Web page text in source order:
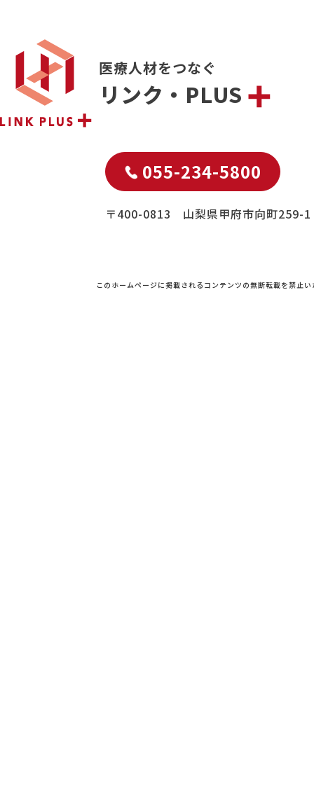
医療人材をつなぐ
リンク・PLUS
055-234-5800
〒400-0813 山梨県甲府市向町259-1
このホームページに掲載されるコンテンツの無断転載を禁止い